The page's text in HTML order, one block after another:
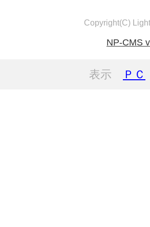
Copyright(C)
NP-CMS
表示 ＰＣ